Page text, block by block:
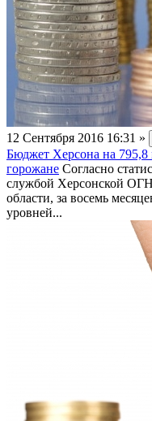
12 Сентября 2016 16:31 »
Бюджет Херсона на 795,8
горожане Согласно
службой Херсонской
области, за восемь
уровней...